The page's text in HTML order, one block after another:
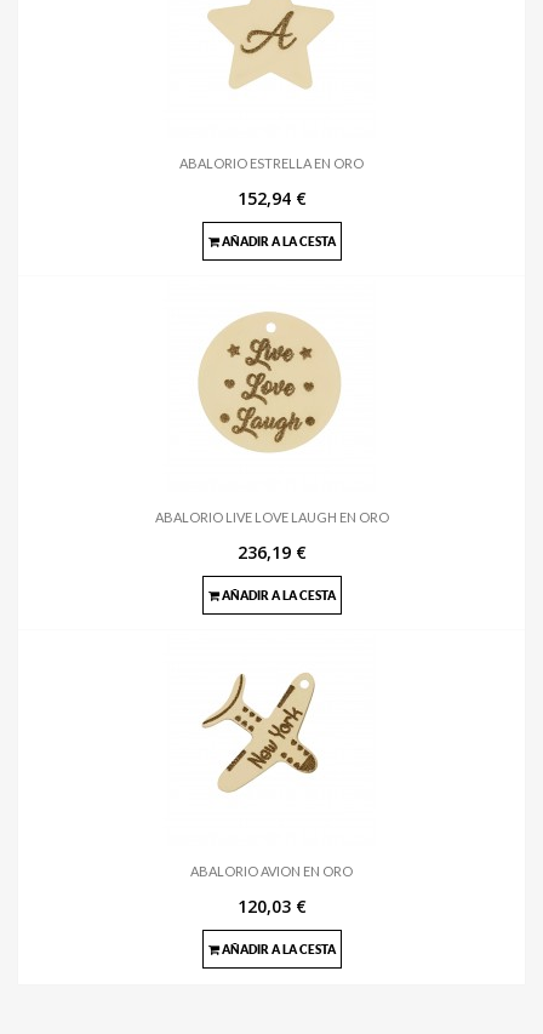
ABALORIO ESTRELLA EN ORO
152,94 €
AÑADIR A LA CESTA
ABALORIO LIVE LOVE LAUGH EN ORO
236,19 €
AÑADIR A LA CESTA
ABALORIO AVION EN ORO
120,03 €
AÑADIR A LA CESTA